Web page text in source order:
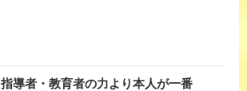
指導者・教育者の力より本人が一番